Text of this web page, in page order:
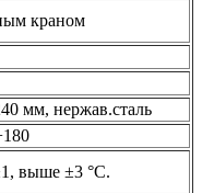
краном
мм, нержав.сталь
выше ±3 °С.